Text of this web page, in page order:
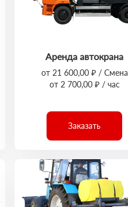
Аренда автокрана
от 21 600,00 ₽ / Смена
от 2 700,00 ₽ / час
Заказать